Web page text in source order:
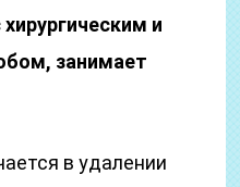
и
занимает
в удалении